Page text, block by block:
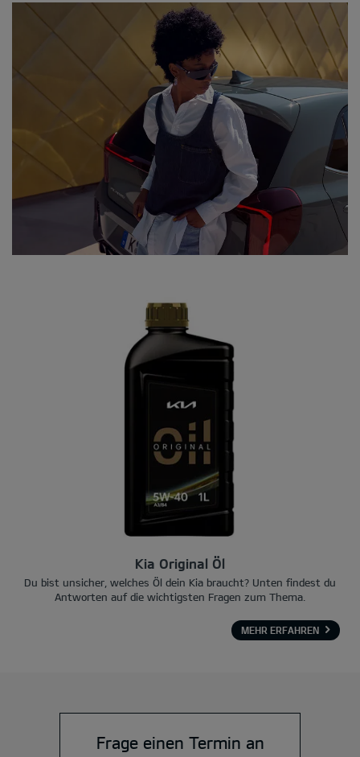
Kia Original Öl
Du bist unsicher, welches Öl dein Kia braucht? Unten findest du
Antworten auf die wichtigsten Fragen zum Thema.
MEHR ERFAHREN
Frage einen Termin an